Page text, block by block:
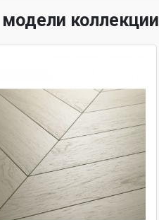
коллекции